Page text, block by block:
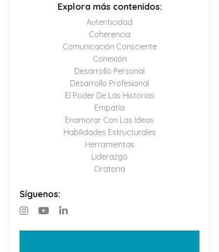
Explora más contenidos:
Autenticidad
Coherencia
Comunicación Consciente
Conexión
Desarrollo Personal
Desarrollo Profesional
El Poder De Las Historias
Empatía
Enamorar Con Las Ideas
Habilidades Estructurales
Herramientas
Liderazgo
Oratoria
Síguenos: